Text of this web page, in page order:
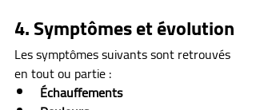
4. Symptômes et évolution
Les symptômes suivants sont retrouvés
en tout ou partie :
Échauffements